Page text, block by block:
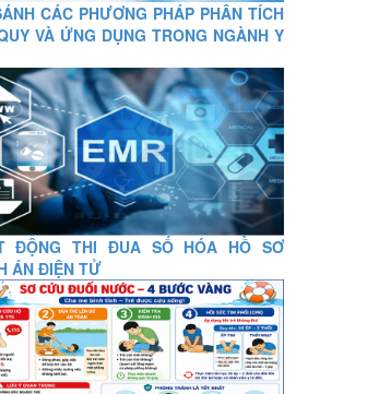
CÁC PHƯƠNG PHÁP PHÂN TÍCH
VÀ ỨNG DỤNG TRONG NGÀNH Y
ĐỘNG THI ĐUA SỐ HÓA HỒ SƠ
ÁN ĐIỆN TỬ